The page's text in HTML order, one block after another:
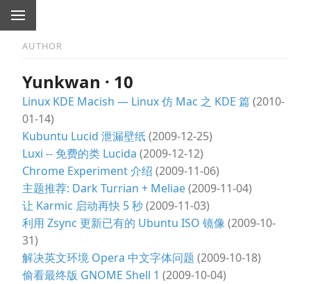
AUTHOR
Yunkwan · 10
Linux KDE Macish — Linux 仿 Mac 之 KDE 篇 (2010-
01-14)
Kubuntu Lucid 泄漏壁纸(2009-12-25)
Luxi -- 免费的类 Lucida (2009-12-12)
Chrome Experiment 介绍 (2009-11-06)
主题推荐: Dark Turrian + Meliae(2009-11-04)
让 Karmic 启动再快 5 秒(2009-11-03)
利用 Zsync 更新已有的 Ubuntu ISO 镜像 (2009-10-
31)
解决英文环境 Opera 中文字体问题 (2009-10-18)
偷看最终版 GNOME Shell 1 (2009-10-04)